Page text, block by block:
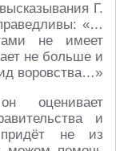
Г.
«…
не имеет
не больше и
воровства…»
оценивает
и
не из